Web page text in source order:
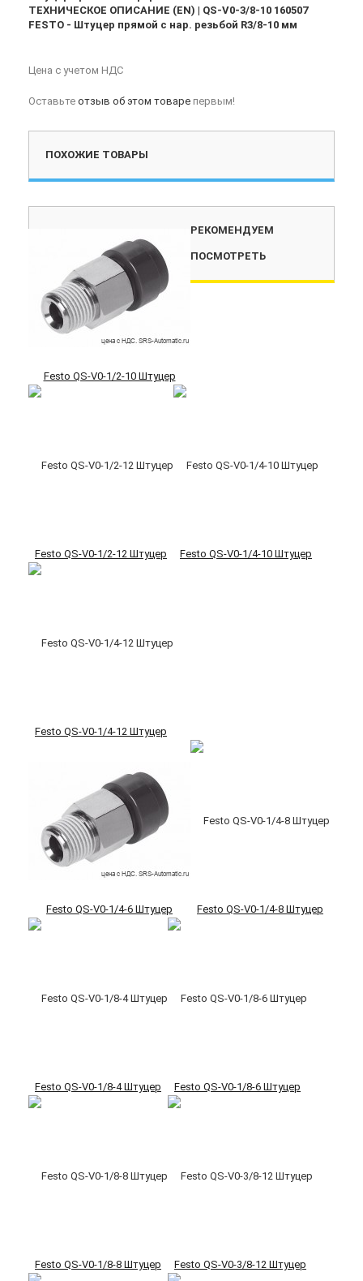
ТЕХНИЧЕСКОЕ ОПИСАНИЕ (EN) | QS-V0-3/8-10 160507
FESTO - Штуцер прямой с нар. резьбой R3/8-10 мм
Цена с учетом НДС
Оставьте отзыв об этом товаре первым!
ПОХОЖИЕ ТОВАРЫ
Festo QS-V0-1/2-10 Штуцер
Festo QS-V0-1/2-12 Штуцер Festo QS-V0-1/4-10 Штуцер
Festo QS-V0-1/4-12 Штуцер
Festo QS-V0-1/4-6 Штуцер Festo QS-V0-1/4-8 Штуцер
Festo QS-V0-1/8-4 Штуцер Festo QS-V0-1/8-6 Штуцер
Festo QS-V0-1/8-8 Штуцер Festo QS-V0-3/8-12 Штуцер
РЕКОМЕНДУЕМ
ПОСМОТРЕТЬ